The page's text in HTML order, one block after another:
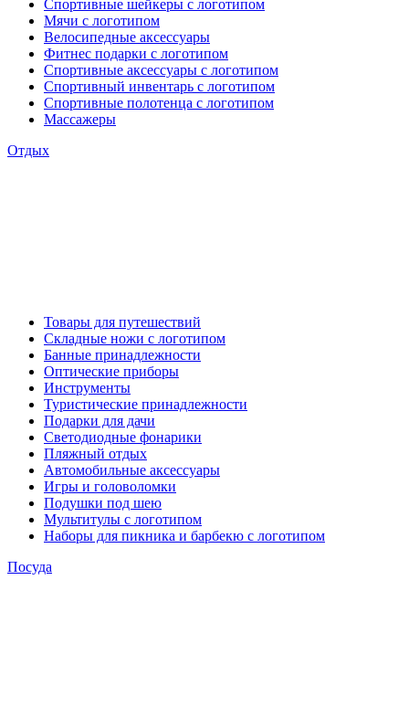
Спортивные шейкеры с логотипом
Мячи с логотипом
Велосипедные аксессуары
Фитнес подарки с логотипом
Спортивные аксессуары с логотипом
Спортивный инвентарь с логотипом
Спортивные полотенца с логотипом
Массажеры
Отдых
Товары для путешествий
Складные ножи с логотипом
Банные принадлежности
Оптические приборы
Инструменты
Туристические принадлежности
Подарки для дачи
Светодиодные фонарики
Пляжный отдых
Автомобильные аксессуары
Игры и головоломки
Подушки под шею
Мультитулы с логотипом
Наборы для пикника и барбекю с логотипом
Посуда